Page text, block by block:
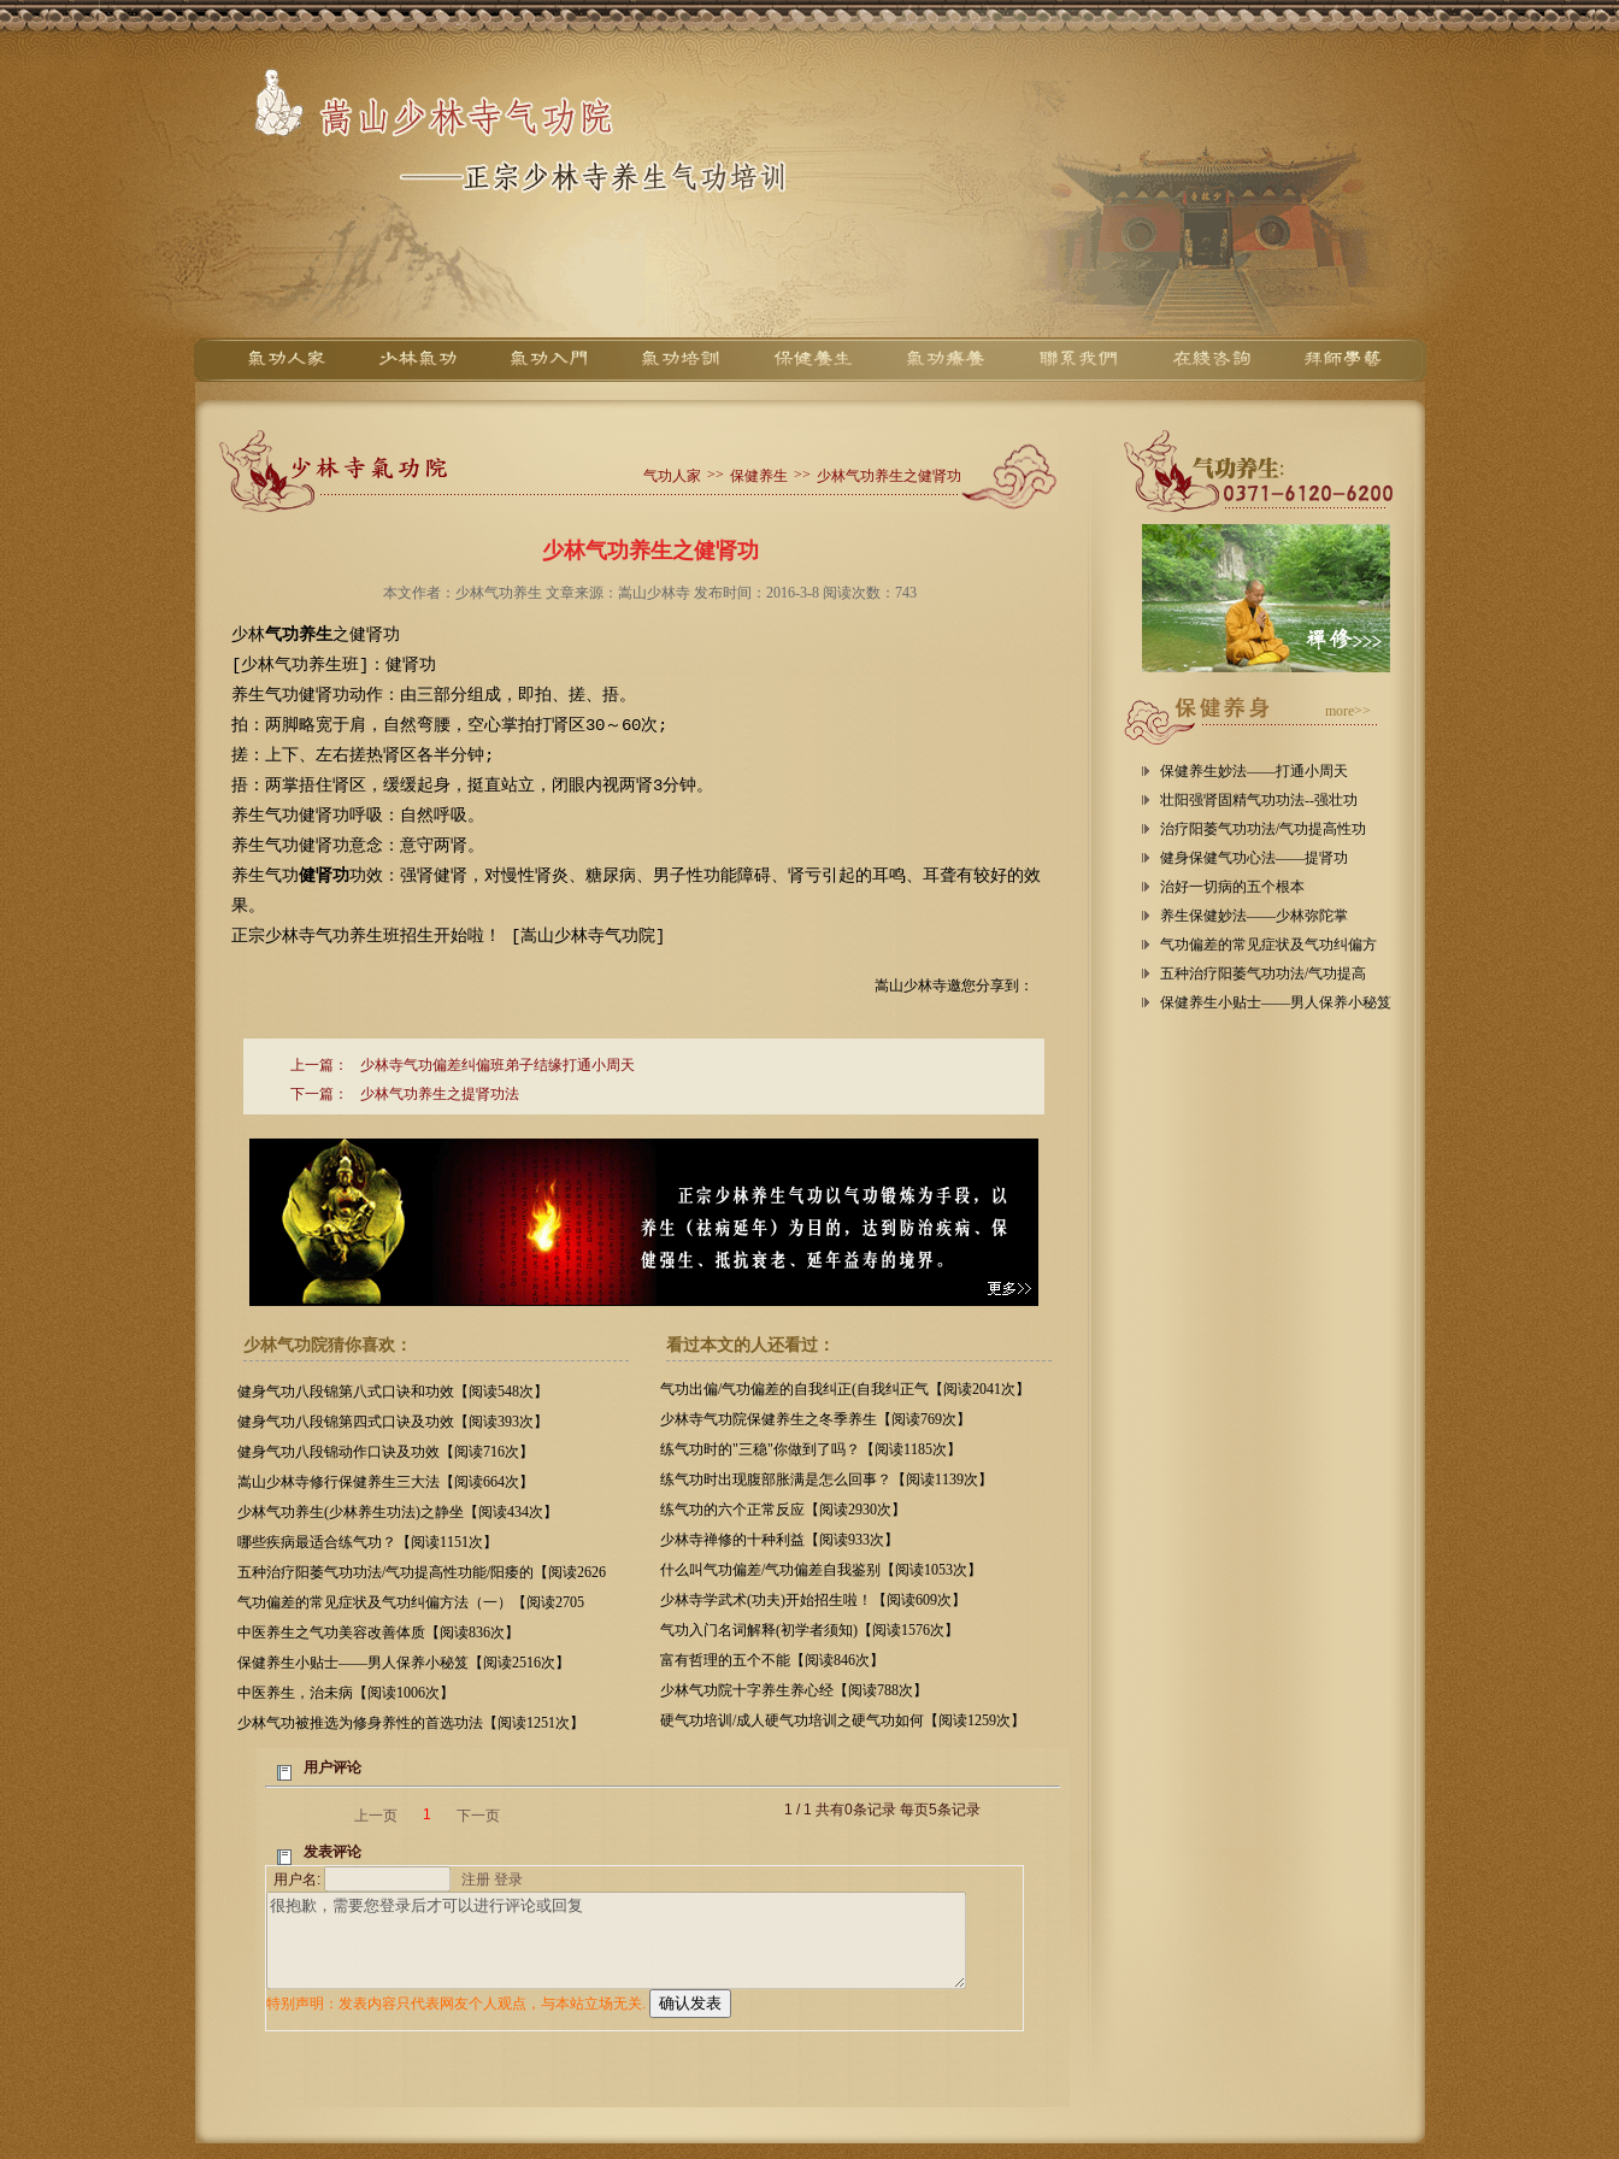
气功人家 >> 保健养生 >> 少林气功养生之健肾功
少林气功养生之健肾功
本文作者：少林气功养生 文章来源：嵩山少林寺 发布时间：2016-3-8 阅读次数：743
少林气功养生之健肾功
[少林气功养生班]：健肾功
养生气功健肾功动作：由三部分组成，即拍、搓、捂。
拍：两脚略宽于肩，自然弯腰，空心掌拍打肾区30～60次;
搓：上下、左右搓热肾区各半分钟;
捂：两掌捂住肾区，缓缓起身，挺直站立，闭眼内视两肾3分钟。
养生气功健肾功呼吸：自然呼吸。
养生气功健肾功意念：意守两肾。
养生气功健肾功功效：强肾健肾，对慢性肾炎、糖尿病、男子性功能障碍、肾亏引起的耳鸣、耳聋有较好的效
果。
正宗少林寺气功养生班招生开始啦！ [嵩山少林寺气功院]
嵩山少林寺邀您分享到：
上一篇：
少林寺气功偏差纠偏班弟子结缘打通小周天
下一篇：
少林气功养生之提肾功法
少林气功院猜你喜欢：
健身气功八段锦第八式口诀和功效【阅读548次】
健身气功八段锦第四式口诀及功效【阅读393次】
健身气功八段锦动作口诀及功效【阅读716次】
嵩山少林寺修行保健养生三大法【阅读664次】
少林气功养生(少林养生功法)之静坐【阅读434次】
哪些疾病最适合练气功？【阅读1151次】
五种治疗阳萎气功功法/气功提高性功能/阳痿的【阅读2626
次】
气功偏差的常见症状及气功纠偏方法（一）【阅读2705
次】
中医养生之气功美容改善体质【阅读836次】
保健养生小贴士——男人保养小秘笈【阅读2516次】
中医养生，治未病【阅读1006次】
少林气功被推选为修身养性的首选功法【阅读1251次】
看过本文的人还看过：
气功出偏/气功偏差的自我纠正(自我纠正气【阅读2041次】
少林寺气功院保健养生之冬季养生【阅读769次】
练气功时的"三稳"你做到了吗？【阅读1185次】
练气功时出现腹部胀满是怎么回事？【阅读1139次】
练气功的六个正常反应【阅读2930次】
少林寺禅修的十种利益【阅读933次】
什么叫气功偏差/气功偏差自我鉴别【阅读1053次】
少林寺学武术(功夫)开始招生啦！【阅读609次】
气功入门名词解释(初学者须知)【阅读1576次】
富有哲理的五个不能【阅读846次】
少林气功院十字养生养心经【阅读788次】
硬气功培训/成人硬气功培训之硬气功如何【阅读1259次】
more>>
保健养生妙法——打通小周天
壮阳强肾固精气功功法--强壮功
治疗阳萎气功功法/气功提高性功
健身保健气功心法——提肾功
治好一切病的五个根本
养生保健妙法——少林弥陀掌
气功偏差的常见症状及气功纠偏方
五种治疗阳萎气功功法/气功提高
保健养生小贴士——男人保养小秘笈